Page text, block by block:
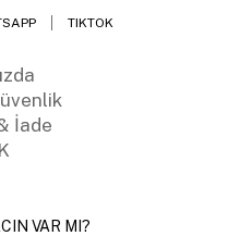
TIKTOK
İade
VAR MI?